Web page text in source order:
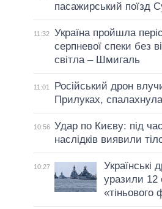
пасажирський поїзд
11:32
Україна пройшла
серпневої спеки без
світла – Шмигаль
11:01
Російський дрон
Прилуках,
10:56 Удар по Києву: під час
наслідків виявили
10:27
Українські
уразили 12